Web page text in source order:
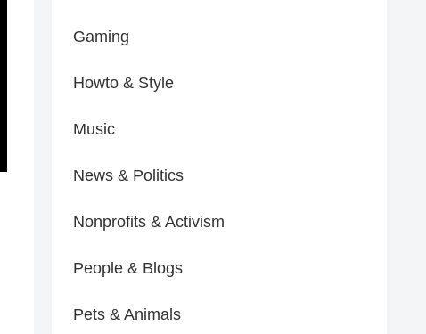
Gaming
Howto & Style
Music
News & Politics
Nonprofits & Activism
People & Blogs
Pets & Animals